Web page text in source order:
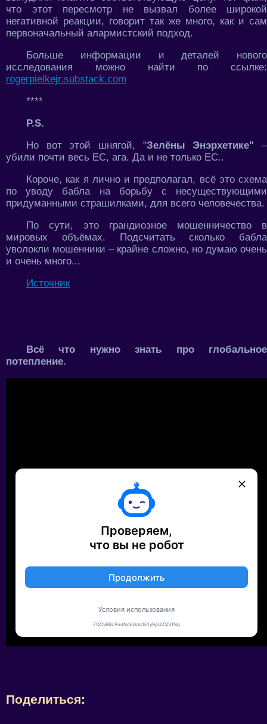
что этот пересмотр не вызвал более широкой
негативной реакции, говорит так же много, как и сам
первоначальный алармистский подход.
Больше информации и деталей нового
исследования можно найти по ссылке:
rogerpielkejr.substack.com
****
P.S.
Но вот этой шнягой, "Зелёны Энэрхетике" –
убили почти весь ЕС, ага. Да и не только ЕС..
Короче, как я лично и предполагал, всё это схема
по уводу бабла на борьбу с несуществующими
придуманными страшилками, для всего человечества.
По сути, это грандиозное мошенничество в
мировых объёмах. Подсчитать сколько бабла
уволокли мошенники – крайне сложно, но думаю очень
и очень много...
Источник
Всё что нужно знать про глобальное
потепление.
Поделиться: